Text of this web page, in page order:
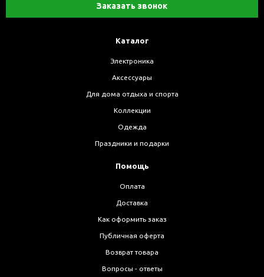
Заказать звонок
Каталог
Электроника
Аксессуары
Для дома отдыха и спорта
Коллекции
Одежда
Праздники и подарки
Помощь
Оплата
Доставка
Как оформить заказ
Публичная оферта
Возврат товара
Вопросы - ответы